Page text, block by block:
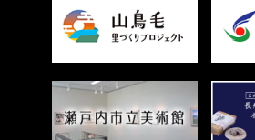
外
部
リ